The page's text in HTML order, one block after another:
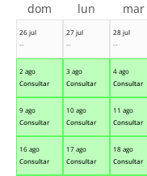
26 jul
--
27 jul
--
28 jul
--
2 ago
Consultar
3 ago
Consultar
4 ago
Consultar
9 ago
Consultar
10 ago
Consultar
11 ago
Consultar
16 ago
Consultar
17 ago
Consultar
18 ago
Consultar
dom lun mar